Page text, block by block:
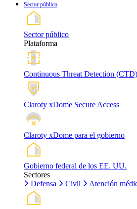
Sector público
Sector público
Plataforma
Continuous Threat Detection (CTD)
Claroty xDome Secure Access
Claroty xDome para el gobierno
Gobierno federal de los EE. UU.
Sectores
Defensa
Civil Atención